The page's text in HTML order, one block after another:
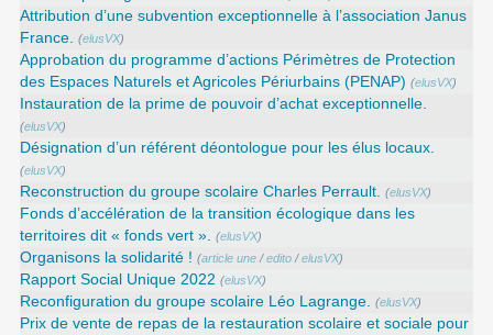
Attribution d’une subvention exceptionnelle à l’association Janus
France. (elusVX)
Approbation du programme d’actions Périmètres de Protection
des Espaces Naturels et Agricoles Périurbains (PENAP) (elusVX)
Instauration de la prime de pouvoir d’achat exceptionnelle.
(elusVX)
Désignation d’un référent déontologue pour les élus locaux.
(elusVX)
Reconstruction du groupe scolaire Charles Perrault. (elusVX)
Fonds d’accélération de la transition écologique dans les
territoires dit « fonds vert ». (elusVX)
Organisons la solidarité ! (article une /edito /elusVX)
Rapport Social Unique 2022 (elusVX)
Reconfiguration du groupe scolaire Léo Lagrange. (elusVX)
Prix de vente de repas de la restauration scolaire et sociale pour